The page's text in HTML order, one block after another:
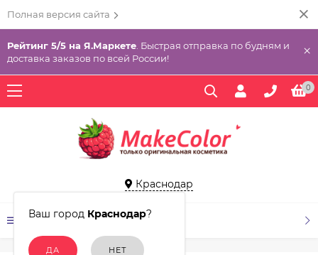
Полная версия сайта
Рейтинг 5/5 на Я.Маркете . Быстрая отправка по будням и
доставка заказов по всей России!
×
0
Краснодар
Ваш город Краснодар?
КАТАЛОГ ТОВАРОВ